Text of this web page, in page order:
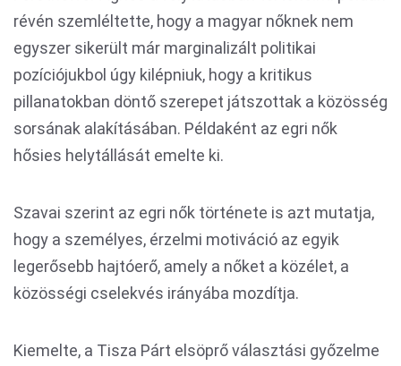
révén szemléltette, hogy a magyar nőknek nem
egyszer sikerült már marginalizált politikai
pozíciójukbol úgy kilépniuk, hogy a kritikus
pillanatokban döntő szerepet játszottak a közösség
sorsának alakításában. Példaként az egri nők
hősies helytállását emelte ki.
Szavai szerint az egri nők története is azt mutatja,
hogy a személyes, érzelmi motiváció az egyik
legerősebb hajtóerő, amely a nőket a közélet, a
közösségi cselekvés irányába mozdítja.
Kiemelte, a Tisza Párt elsöprő választási győzelme